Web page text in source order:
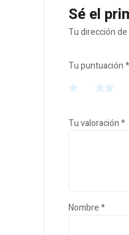
Sé el
Tu dirección
Tu puntuación*
Tu valoración*
Nombre*